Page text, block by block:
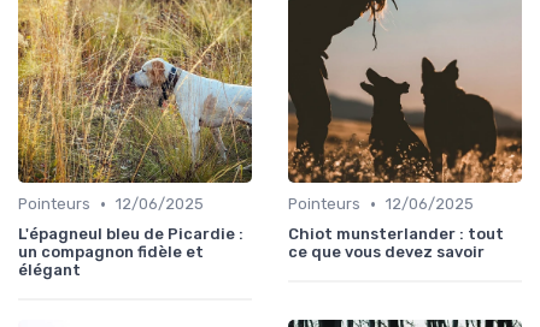
Pointeurs • 12/06/2025
L'épagneul bleu de Picardie :
un compagnon fidèle et
élégant
Pointeurs • 12/06/2025
Chiot munsterlander : tout
ce que vous devez savoir